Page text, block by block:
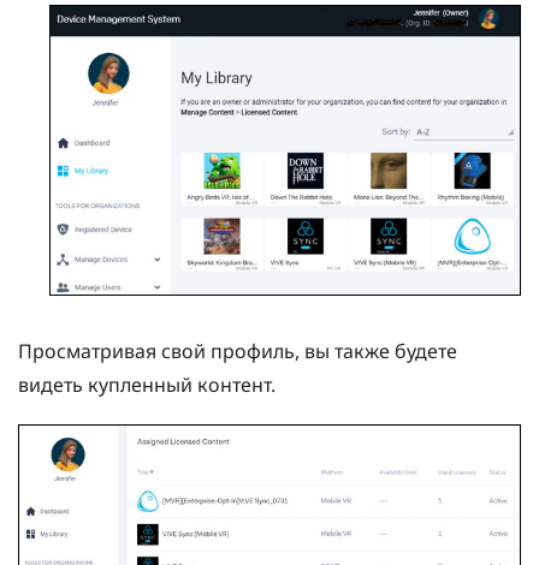
Просматривая свой профиль, вы также будете
видеть купленный контент.